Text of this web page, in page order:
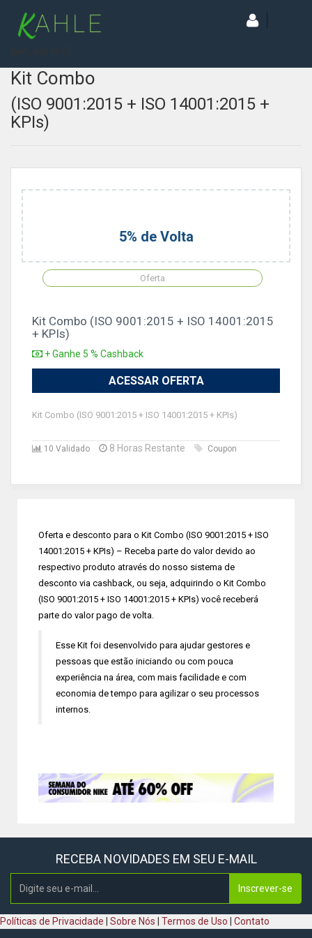
Kit Combo
(ISO 9001:2015 + ISO 14001:2015 +
KPIs)
5% de Volta
Oferta
Kit Combo (ISO 9001:2015 + ISO 14001:2015
+ KPIs)
+ Ganhe 5 % Cashback
ACESSAR OFERTA
Kit Combo (ISO 9001:2015 + ISO 14001:2015 + KPIs)
10 Validado 8 Horas Restante Coupon
Oferta e desconto para o Kit Combo (ISO 9001:2015 + ISO
14001:2015 + KPIs) – Receba parte do valor devido ao
respectivo produto através do nosso sistema de
desconto via cashback, ou seja, adquirindo o Kit Combo
(ISO 9001:2015 + ISO 14001:2015 + KPIs) você receberá
parte do valor pago de volta.
Esse Kit foi desenvolvido para ajudar gestores e
pessoas que estão iniciando ou com pouca
experiência na área, com mais facilidade e com
economia de tempo para agilizar o seu processos
internos.
RECEBA NOVIDADES EM SEU E-MAIL
Inscrever-se
Políticas de Privacidade Sobre Nós Termos de Uso Contato